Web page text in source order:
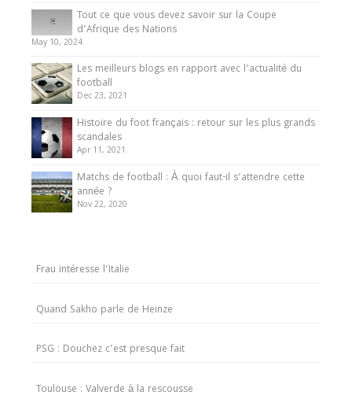
Tout ce que vous devez savoir sur la Coupe
d’Afrique des Nations
May 10, 2024
Les meilleurs blogs en rapport avec l’actualité du
football
Dec 23, 2021
Histoire du foot français : retour sur les plus grands
scandales
Apr 11, 2021
Matchs de football : À quoi faut-il s’attendre cette
année ?
Nov 22, 2020
Frau intéresse l’Italie
Quand Sakho parle de Heinze
PSG : Douchez c’est presque fait
Toulouse : Valverde à la rescousse